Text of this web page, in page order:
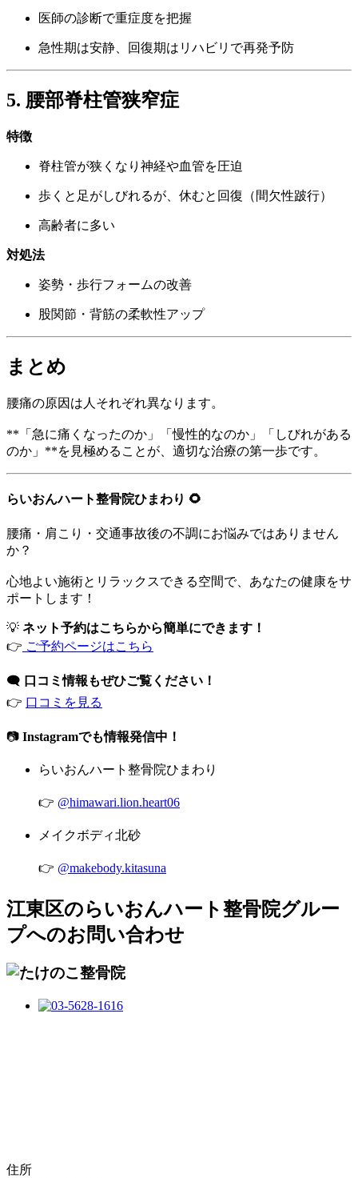
医師の診断で重症度を把握
急性期は安静、回復期はリハビリで再発予防
5. 腰部脊柱管狭窄症
特徴
脊柱管が狭くなり神経や血管を圧迫
歩くと足がしびれるが、休むと回復（間欠性跛行）
高齢者に多い
対処法
姿勢・歩行フォームの改善
股関節・背筋の柔軟性アップ
まとめ
腰痛の原因は人それぞれ異なります。
**「急に痛くなったのか」「慢性的なのか」「しびれがある
のか」**を見極めることが、適切な治療の第一歩です。
らいおんハート整骨院ひまわり 🌻
腰痛・肩こり・交通事故後の不調にお悩みではありません
か？
心地よい施術とリラックスできる空間で、あなたの健康をサ
ポートします！
💡 ネット予約はこちらから簡単にできます！
👉 ご予約ページはこちら
🗨️ 口コミ情報もぜひご覧ください！
👉 口コミを見る
📷 Instagramでも情報発信中！
らいおんハート整骨院ひまわり
👉 @himawari.lion.heart06
メイクボディ北砂
👉 @makebody.kitasuna
江東区のらいおんハート整骨院グルー
プへのお問い合わせ
住所